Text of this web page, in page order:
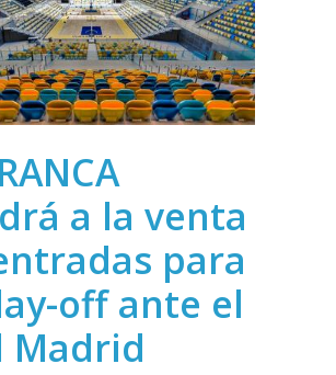
a la venta
para
off ante el
Madrid